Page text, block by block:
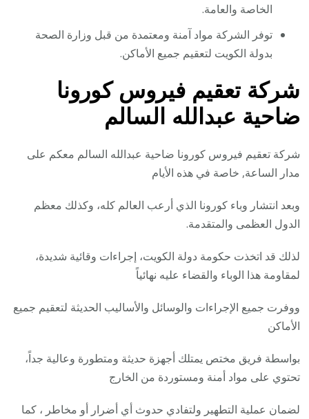
الخاصة والعامة.
توفر الشركة مواد آمنة ومعتمدة من قبل وزارة الصحة
بدولة الكويت لتعقيم جميع الأماكن.
شركة تعقيم فيروس كورونا
ضاحية عبدالله السالم
شركة تعقيم فيروس كورونا ضاحية عبدالله السالم معكم على
مدار الساعة, خاصة في هذه الأيام
وبعد انتشار وباء كورونا الذي أرعب العالم كله، وكذلك معظم
الدول العظمى والمتقدمة.
لذلك قد اتخذت حكومة دولة الكويت، إجراءات وقائية شديدة،
لمقاومة هذا الوباء والقضاء عليه نهائياً
ووفرت جميع الإجراءات والوسائل والأساليب الحديثة لتعقيم جميع
الأماكن
بواسطة فريق مختص يمتلك أجهزة حديثة ومتطورة وعالية جداً،
تحتوي على مواد أمنة ومستوردة من الخارج
لضمان عملية التطهير ولتفادي حدوث أي أضرار أو مخاطر ، كما